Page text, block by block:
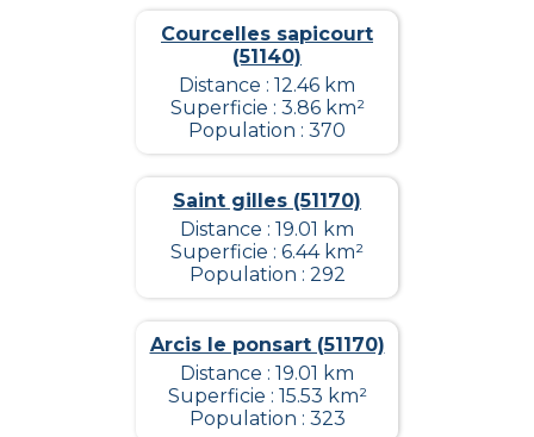
Courcelles sapicourt
(51140)
Distance : 12.46 km
Superficie : 3.86 km²
Population : 370
Saint gilles (51170)
Distance : 19.01 km
Superficie : 6.44 km²
Population : 292
Arcis le ponsart (51170)
Distance : 19.01 km
Superficie : 15.53 km²
Population : 323